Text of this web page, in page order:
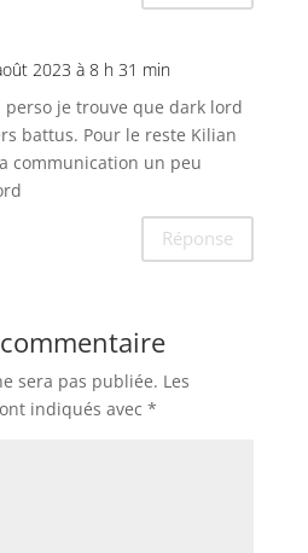
2023 à 8 h 31 min
perso je trouve que dark lord
battus. Pour le reste Kilian
communication un peu
Réponse
sera pas publiée. Les
indiqués avec *